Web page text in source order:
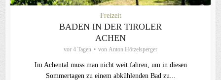
Freizeit
BADEN IN DER TIROLER
ACHEN
vor 4 Tagen von Anton Hötzelsperger
Im Achental muss man nicht weit fahren, um in diesen
Sommertagen zu einem abkühlenden Bad zu...